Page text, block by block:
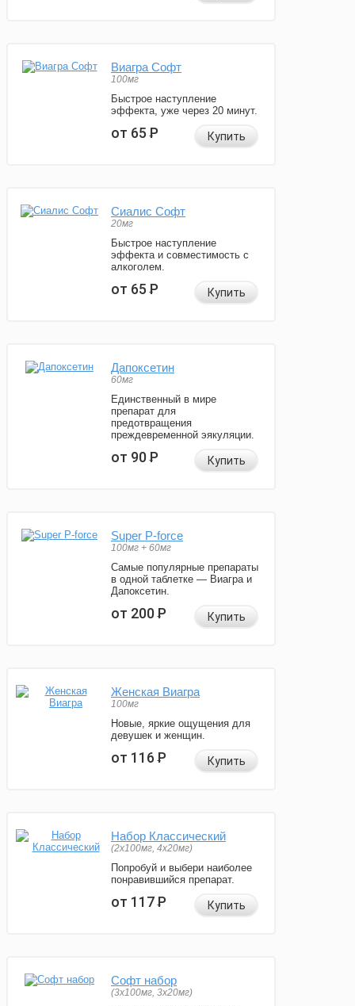
Виагра Софт
100мг
Быстрое наступление
эффекта, уже через 20 минут.
от 65Р Купить
Сиалис Софт
20мг
Быстрое наступление
эффекта и совместимость с
алкоголем.
от 65Р Купить
Дапоксетин
60мг
Единственный в мире
препарат для
предотвращения
преждевременной эякуляции.
от 90Р Купить
Super P-force
100мг + 60мг
Самые популярные препараты
в одной таблетке — Виагра и
Дапоксетин.
от 200Р Купить
Женская Виагра
100мг
Новые, яркие ощущения для
девушек и женщин.
от 116Р Купить
Набор Классический
(2x100мг, 4x20мг)
Попробуй и выбери наиболее
понравившийся препарат.
от 117Р Купить
Софт набор
(3x100мг, 3x20мг)